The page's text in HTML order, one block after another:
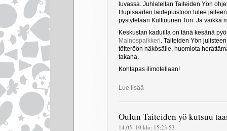
luvassa. Juhlateltan Taiteiden Yön
Hupisaarten taidepuistoon tulee
pystytetään Kulttuurien Tori. Ja vaikka
Keskustan kaduilla on tänä kesänä
Mainospaikkeri. Taiteiden Yön
tötteröön näkösälle, huomiota
takana.
Kohtapas ilimotellaan!
Lue lisää
Oulun Taiteiden yö kutsuu
14.05. 10 klo: 15:23:53